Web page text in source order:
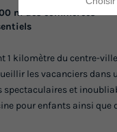
m des commerces
kilomètre du centre-
les vacanciers dans
spectaculaires et
pour enfants ainsi que